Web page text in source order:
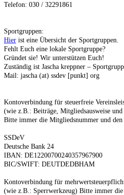
Telefon: 030 / 32291861
Sportgruppen:
Hier ist eine Übersicht der Sportgruppen.
Fehlt Euch eine lokale Sportgruppe?
Gründet sie! Wir unterstützen Euch!
Zuständig ist Jascha kreppner –
Mail: jascha (at) ssdev [punkt] org
Kontoverbindung für steuerfreie
(wie z.B.: Beiträge, Mitgliedsausweise
Bitte immer die Mitgliedsnummer und
SSDeV
Deutsche Bank 24
IBAN: DE12200700240357967900
BIC/SWIFT: DEUTDEDBHAM
Kontoverbindung für
(wie z.B.: Sperrwerkzeug) Bitte immer